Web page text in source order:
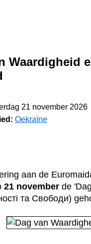
Waardigheid
21 november 2026
Oekraïne
aan de
21 november de
та Свободи)